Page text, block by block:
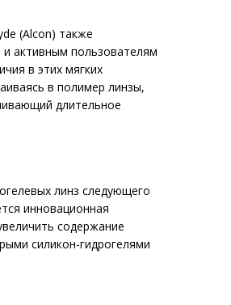
(Alcon) также
активным пользователям
в этих мягких
в полимер линзы,
длительное
линз следующего
инновационная
содержание
силикон-гидрогелями